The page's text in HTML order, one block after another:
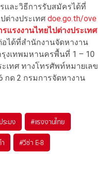
และวิธีการรับสมัครได้ที่
ต่างประเทศ doe.go.th/ove
แรงงานไทยไปต่างประเทศ
อได้ที่สำนักงานจัดหางาน
งเทพมหานครพื้นที่ 1 – 10
เทศ ทางโทรศัพท์หมายเลข
กด 2 กรมการจัดหางาน
ระมง #แรงงานไทย
#วีซ่า E-8